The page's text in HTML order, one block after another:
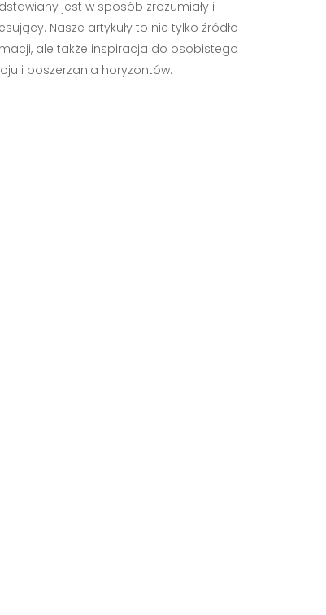
jest w sposób zrozumiały i
Nasze artykuły to nie tylko źródło
ale także inspiracja do osobistego
i poszerzania horyzontów.